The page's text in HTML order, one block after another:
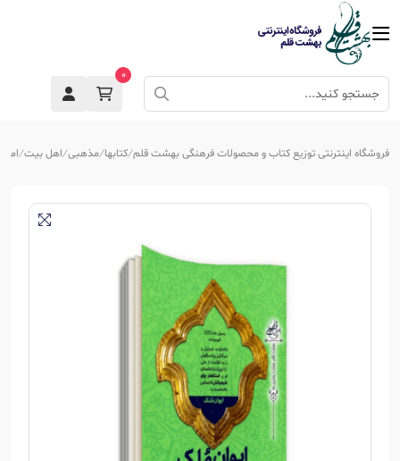
0
فروشگاه اینترنتی توزیع کتاب و محصولات فرهنگی بهشت قلم کتابها مذهبی اهل بیت